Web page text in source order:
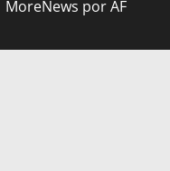
MoreNews por AF